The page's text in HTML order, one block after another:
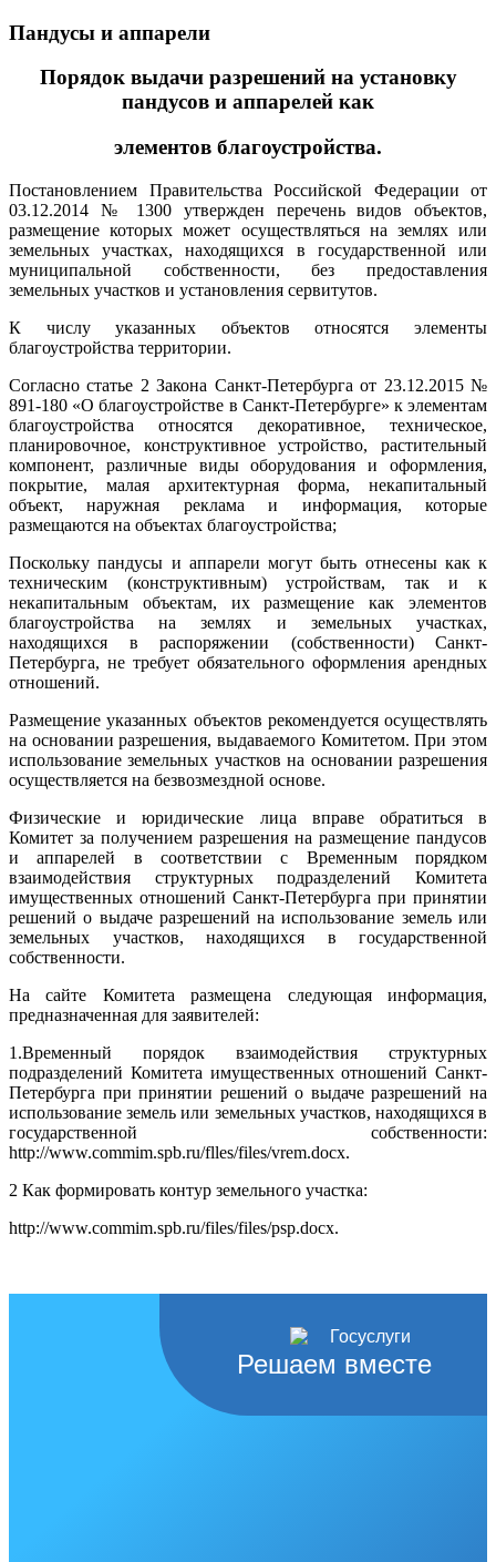
Пандусы и аппарели
Порядок выдачи разрешений на установку
пандусов и аппарелей как
элементов благоустройства.
Постановлением Правительства Российской Федерации от
03.12.2014 № 1300 утвержден перечень видов объектов,
размещение которых может осуществляться на землях или
земельных участках, находящихся в государственной или
муниципальной собственности, без предоставления
земельных участков и установления сервитутов.
К числу указанных объектов относятся элементы
благоустройства территории.
Согласно статье 2 Закона Санкт-Петербурга от 23.12.2015 №
891-180 «О благоустройстве в Санкт-Петербурге» к элементам
благоустройства относятся декоративное, техническое,
планировочное, конструктивное устройство, растительный
компонент, различные виды оборудования и оформления,
покрытие, малая архитектурная форма, некапитальный
объект, наружная реклама и информация, которые
размещаются на объектах благоустройства;
Поскольку пандусы и аппарели могут быть отнесены как к
техническим (конструктивным) устройствам, так и к
некапитальным объектам, их размещение как элементов
благоустройства на землях и земельных участках,
находящихся в распоряжении (собственности) Санкт-
Петербурга, не требует обязательного оформления арендных
отношений.
Размещение указанных объектов рекомендуется осуществлять
на основании разрешения, выдаваемого Комитетом. При этом
использование земельных участков на основании разрешения
осуществляется на безвозмездной основе.
Физические и юридические лица вправе обратиться в
Комитет за получением разрешения на размещение пандусов
и аппарелей в соответствии с Временным порядком
взаимодействия структурных подразделений Комитета
имущественных отношений Санкт-Петербурга при принятии
решений о выдаче разрешений на использование земель или
земельных участков, находящихся в государственной
собственности.
На сайте Комитета размещена следующая информация,
предназначенная для заявителей:
1.Временный порядок взаимодействия структурных
подразделений Комитета имущественных отношений Санкт-
Петербурга при принятии решений о выдаче разрешений на
использование земель или земельных участков, находящихся в
государственной собственности:
http://www.commim.spb.ru/flles/files/vrem.docx.
2 Как формировать контур земельного участка:
http://www.commim.spb.ru/files/files/psp.docx.
Решаем вместе